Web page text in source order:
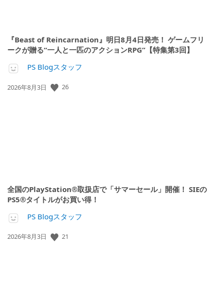
『Beast of Reincarnation』明日8月4日発売！ ゲームフリ
ークが贈る“一人と一匹のアクションRPG”【特集第3回】
PS Blogスタッフ
公
2026年8月3日 26
全国のPlayStation®取扱店で「サマーセール」開催！ SIEの
PS5®タイトルがお買い得！
PS Blogスタッフ
公
2026年8月3日 21